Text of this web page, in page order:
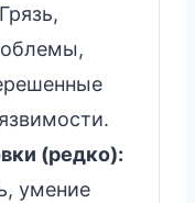
Грязь,
(редко):
умение